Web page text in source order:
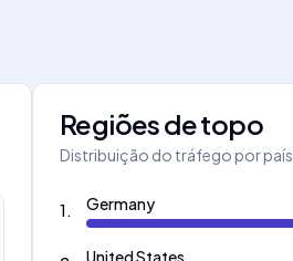
Regiões de topo
Distribuição do tráfego por país
1. Germany
United States